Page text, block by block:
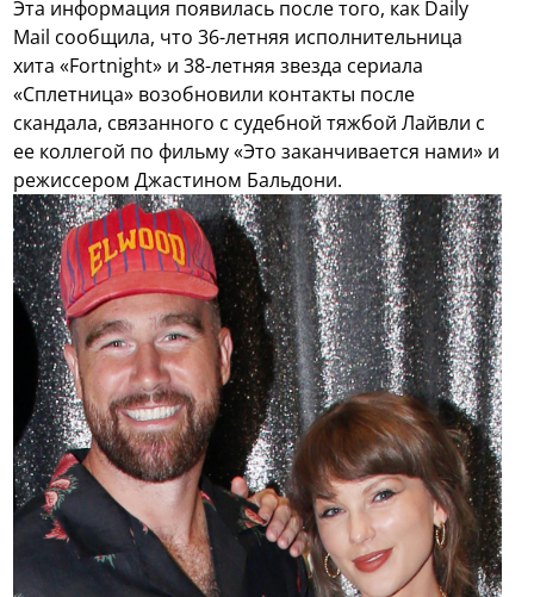
Эта информация появилась после того, как Daily
Mail сообщила, что 36-летняя исполнительница
хита «Fortnight» и 38-летняя звезда сериала
«Сплетница» возобновили контакты после
скандала, связанного с судебной тяжбой Лайвли с
ее коллегой по фильму «Это заканчивается нами» и
режиссером Джастином Бальдони.